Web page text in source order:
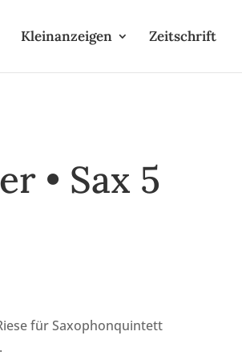
Kleinanzeigen Zeitschrift
• Sax 5
für Saxophonquintett